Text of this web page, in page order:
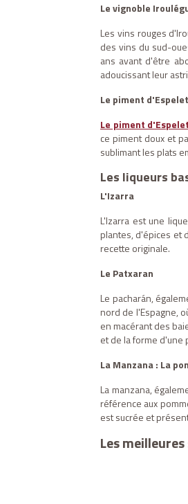
Le vignoble
Les vins rouges
des vins du sud-
ans avant d'être
adoucissant leur
Le piment
Le piment
ce piment doux et
sublimant les plats
Les liqueurs
L'Izarra
L'Izarra est une
plantes, d'épices et
recette originale.
Le Patxaran
Le pacharán,
nord de l'Espagne,
en macérant des
et de la forme d'une
La Manzana : La
La manzana,
référence aux
est sucrée et
Les